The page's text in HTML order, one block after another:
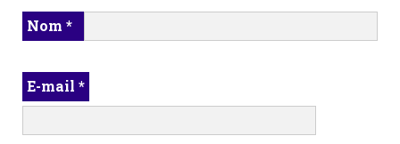
Nom *
E-mail *